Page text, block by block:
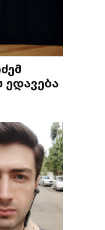
ედავება